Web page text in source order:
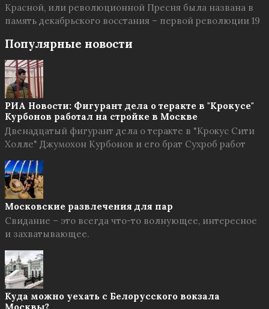
Красной, или революционной Пресня была названа в
память декабрьского восстания – первой революции 19
Популярные новости
РИА Новости: Фигурант дела о теракте в "Крокусе"
Курбонов работал на стройке в Москве
Двенадцатый фигурант дела о теракте в "Крокус Сити
Холле" Джумохон Курбонов и его брат Сухроб работ
Московские развлечения для пар
Свидание – это всегда что-то волнующее, интересное
и захватывающее.
Куда можно уехать с Белорусского вокзала